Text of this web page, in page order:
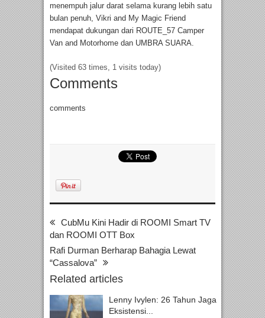
menempuh jalur darat selama kurang lebih satu
bulan penuh, Vikri and My Magic Friend
mendapat dukungan dari ROUTE_57 Camper
Van and Motorhome dan UMBRA SUARA.
(Visited 63 times, 1 visits today)
Comments
comments
CubMu Kini Hadir di ROOMI Smart TV
dan ROOMI OTT Box
Rafi Durman Berharap Bahagia Lewat
“Cassalova”
Related articles
Lenny Ivylen: 26 Tahun Jaga
Eksistensi...